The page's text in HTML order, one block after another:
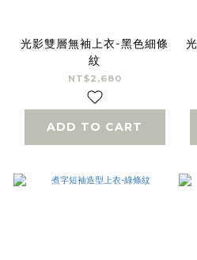
光影雙層無袖上衣-黑色細條
紋
NT$2,680
ADD TO CART